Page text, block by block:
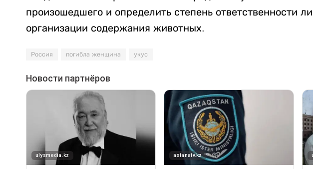
произошедшего и определить степень ответственности
организации содержания животных.
Россия погибла женщина укус